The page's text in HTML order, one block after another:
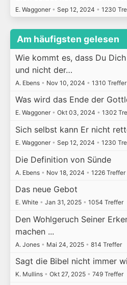
E. Waggoner • Sep 12, 2024 • 1230
Am häufigsten gelesen
Wie kommt es, dass Du
und nicht der…
A. Ebens • Nov 10, 2024 • 1310 Treffer
Was wird das Ende der
E. Waggoner • Okt 03, 2024 • 1302
Sich selbst kann Er nicht
E. Waggoner • Sep 12, 2024 • 1230
Die Definition von Sünde
A. Ebens • Nov 18, 2024 • 1226 Treffer
Das neue Gebot
E. White • Jan 31, 2025 • 1054 Treffer
Den Wohlgeruch Seiner
machen ...
A. Jones • Mai 24, 2025 • 814 Treffer
Sagt die Bibel nicht immer
K. Mullins • Okt 27, 2025 • 749 Treffer